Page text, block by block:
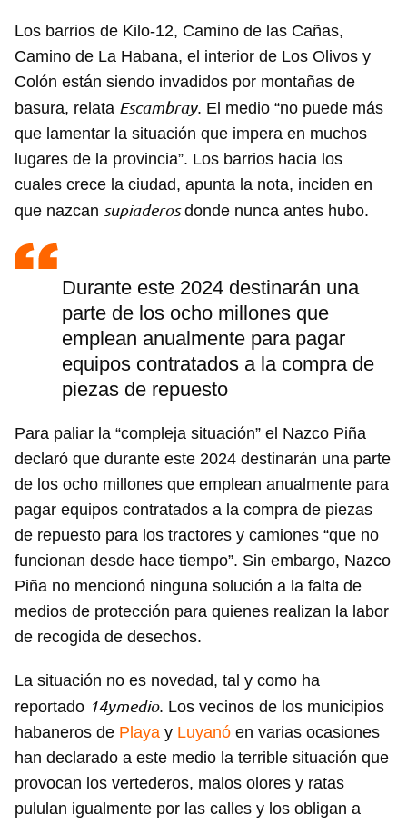
Los barrios de Kilo-12, Camino de las Cañas,
Camino de La Habana, el interior de Los Olivos y
Colón están siendo invadidos por montañas de
basura, relata Escambray. El medio “no puede más
que lamentar la situación que impera en muchos
lugares de la provincia”. Los barrios hacia los
cuales crece la ciudad, apunta la nota, inciden en
que nazcan supiaderosdonde nunca antes hubo.
Durante este 2024 destinarán una
parte de los ocho millones que
emplean anualmente para pagar
equipos contratados a la compra de
piezas de repuesto
Para paliar la “compleja situación” el Nazco Piña
declaró que durante este 2024 destinarán una parte
de los ocho millones que emplean anualmente para
pagar equipos contratados a la compra de piezas
de repuesto para los tractores y camiones “que no
funcionan desde hace tiempo”. Sin embargo, Nazco
Piña no mencionó ninguna solución a la falta de
medios de protección para quienes realizan la labor
de recogida de desechos.
La situación no es novedad, tal y como ha
reportado 14ymedio. Los vecinos de los municipios
habaneros de Playa y Luyanó en varias ocasiones
han declarado a este medio la terrible situación que
provocan los vertederos, malos olores y ratas
pululan igualmente por las calles y los obligan a